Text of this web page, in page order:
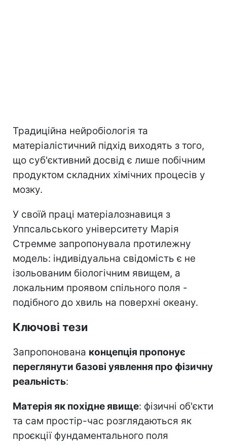
Традиційна нейробіологія та
матеріалістичний підхід виходять з того,
що суб'єктивний досвід є лише побічним
продуктом складних хімічних процесів у
мозку.
У своїй праці матеріалознавиця з
Уппсальського університету Марія
Стремме запропонувала протилежну
модель: індивідуальна свідомість є не
ізольованим біологічним явищем, а
локальним проявом спільного поля -
подібного до хвиль на поверхні океану.
Ключові тези
Запропонована концепція пропонує
переглянути базові уявлення про фізичну
реальність:
Матерія як похідне явище: фізичні об'єкти
та сам простір-час розглядаються як
проєкції фундаментального поля